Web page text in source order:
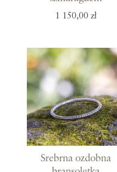
1 150,00 zł
Srebrna ozdobna